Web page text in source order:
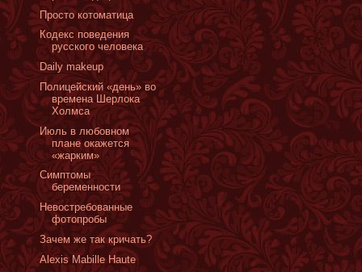
Просто котоматица
Кодекс поведения
русского человека
Daily makeup
Полицейский «день» во
времена Шерлока
Холмса
Июль в любовном
плане окажется
«жарким»
Симптомы
беременности
Невостребованные
фотопробы
Зачем же так кричать?
Alexis Mabille Haute